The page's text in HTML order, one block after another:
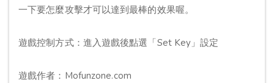
一下要怎麼攻擊才可以達到最棒的效果喔。
遊戲控制方式：進入遊戲後點選「Set Key」設定
遊戲作者：Mofunzone.com